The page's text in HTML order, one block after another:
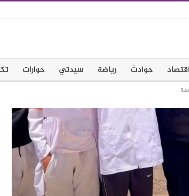
اقتصاد حوادث رياضة سيدتي حوارات